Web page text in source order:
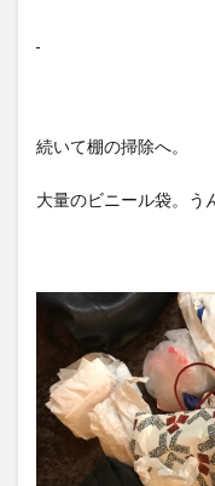
続いて棚の掃除へ。
大量のビニール袋。う